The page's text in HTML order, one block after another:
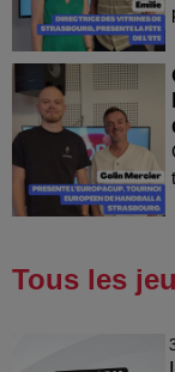
Tous les